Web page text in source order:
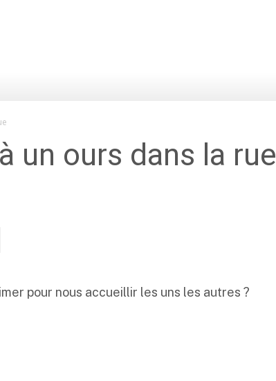
un ours dans la rue
pour nous accueillir les uns les autres ?